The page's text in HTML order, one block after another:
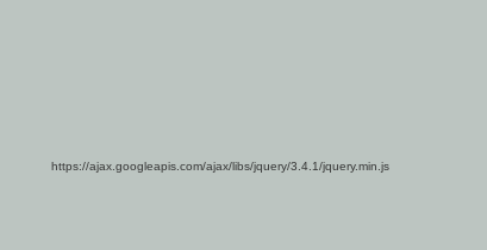
https://ajax.googleapis.com/ajax/libs/jquery/3.4.1/jquery.min.js